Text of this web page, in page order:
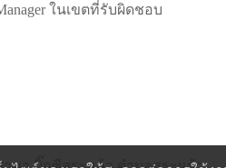
ในเขตที่รับผิดชอบ